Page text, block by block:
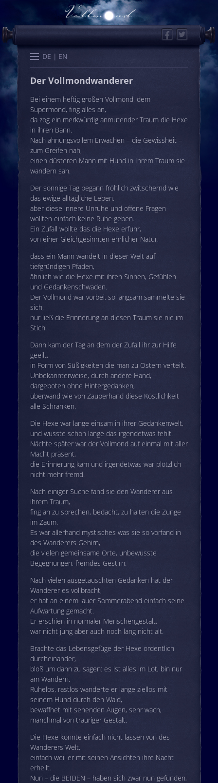
FacebookTwitter
DE EN
Start Kalender Karten
Der Vollmondwanderer
Bei einem heftig großen Vollmond, dem
Supermond, fing alles an,
da zog ein merkwürdig anmutender Traum die Hexe
in ihren Bann.
Nach ahnungsvollem Erwachen – die Gewissheit –
zum Greifen nah,
einen düsteren Mann mit Hund in Ihrem Traum sie
wandern sah.
Der sonnige Tag begann fröhlich zwitschernd wie
das ewige alltägliche Leben,
aber diese innere Unruhe und offene Fragen
wollten einfach keine Ruhe geben.
Ein Zufall wollte das die Hexe erfuhr,
von einer Gleichgesinnten ehrlicher Natur,
dass ein Mann wandelt in dieser Welt auf
tiefgründigen Pfaden,
ähnlich wie die Hexe mit ihren Sinnen, Gefühlen
und Gedankenschwaden.
Der Vollmond war vorbei, so langsam sammelte sie
sich,
nur ließ die Erinnerung an diesen Traum sie nie im
Stich.
Dann kam der Tag an dem der Zufall ihr zur Hilfe
geeilt,
in Form von Süßigkeiten die man zu Ostern verteilt.
Unbekannterweise, durch andere Hand,
dargeboten ohne Hintergedanken,
überwand wie von Zauberhand diese Köstlichkeit
alle Schranken.
Die Hexe war lange einsam in ihrer Gedankenwelt,
und wusste schon lange das irgendetwas fehlt.
Nächte später war der Vollmond auf einmal mit aller
Macht präsent,
die Erinnerung kam und irgendetwas war plötzlich
nicht mehr fremd.
Nach einiger Suche fand sie den Wanderer aus
ihrem Traum,
fing an zu sprechen, bedacht, zu halten die Zunge
im Zaum.
Es war allerhand mystisches was sie so vorfand in
des Wanderers Gehirn,
die vielen gemeinsame Orte, unbewusste
Begegnungen, fremdes Gestirn.
Nach vielen ausgetauschten Gedanken hat der
Wanderer es vollbracht,
er hat an einem lauer Sommerabend einfach seine
Aufwartung gemacht.
Er erschien in normaler Menschengestalt,
war nicht jung aber auch noch lang nicht alt.
Brachte das Lebensgefüge der Hexe ordentlich
durcheinander,
bloß um dann zu sagen: es ist alles im Lot, bin nur
am Wandern.
Ruhelos, rastlos wanderte er lange ziellos mit
seinem Hund durch den Wald,
bewaffnet mit sehenden Augen, sehr wach,
manchmal von trauriger Gestalt.
Die Hexe konnte einfach nicht lassen von des
Wanderers Welt,
einfach weil er mit seinen Ansichten ihre Nacht
erhellt.
Nun – die BEIDEN – haben sich zwar nun gefunden,